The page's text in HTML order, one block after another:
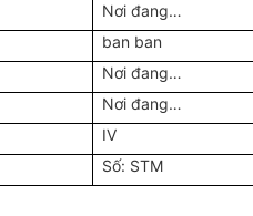
Nơi đang…
ban ban
Nơi đang…
Nơi đang…
IV
Số: STM